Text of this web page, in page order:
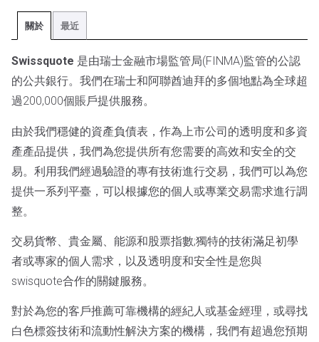
關於 最近
Swissquote 是由瑞士金融市場監管局(FINMA)監管的公認
的公共銀行。我們在瑞士和阿聯酋迪拜的多個地點為全球超
過200,000個賬戶提供服務。
由於我們穩健的資產負債表，作為上市公司的透明度和多資
產產品提供，我們為您提供所有您需要的高效和安全的交
易。利用我們經過驗證的專有技術進行交易，我們可以為您
提供一系列平臺，可以根據您的個人或專業交易需求進行調
整。
交易貨幣、貴金屬、能源和股票指數;獨特的技術滿足初學
者或專家的個人需求，以及透明度和安全性是您與
swisquote合作的關鍵服務。
對於為您的客戶推薦可靠機構的經紀人或基金經理，或尋找
白色標簽技術和流動性解決方案的機構，我們有超過您預期